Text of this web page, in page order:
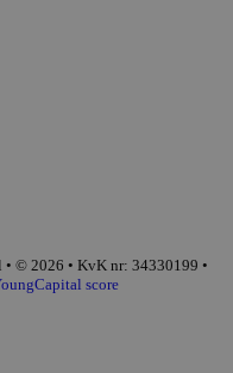
© 2026 • KvK nr: 34330199 •
score